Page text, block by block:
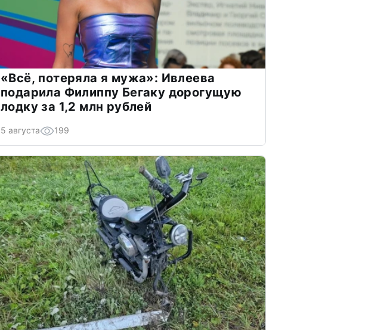
«Всё, потеряла я мужа»: Ивлеева
подарила Филиппу Бегаку дорогущую
лодку за 1,2 млн рублей
5 августа 199